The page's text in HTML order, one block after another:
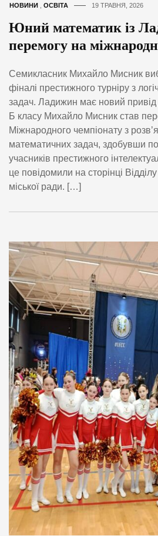
НОВИНИ ОСВІТА 19 ТРАВНЯ, 2026
Юний математик із
перемогу на
Семикласник Михайло Мисник
фіналі престижного турніру з
задач. Ладижин має новий привід
Б класу Михайло Мисник став
Міжнародного чемпіонату з
математичних задач, здобувши
учасників престижного
це повідомили на сторінці
міської ради. […]